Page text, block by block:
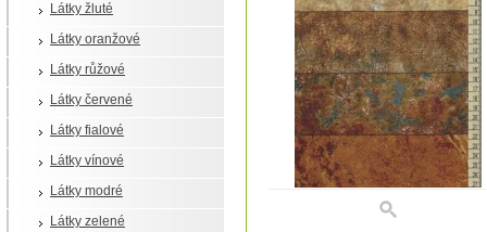
Látky žluté
Látky oranžové
Látky růžové
Látky červené
Látky fialové
Látky vínové
Látky modré
Látky zelené